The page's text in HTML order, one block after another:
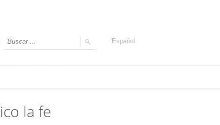
Español
la fe